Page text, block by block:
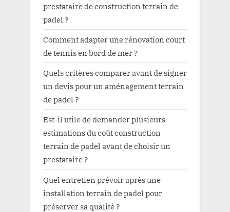
prestataire de construction terrain de
padel ?
Comment adapter une rénovation court
de tennis en bord de mer ?
Quels critères comparer avant de signer
un devis pour un aménagement terrain
de padel ?
Est-il utile de demander plusieurs
estimations du coût construction
terrain de padel avant de choisir un
prestataire ?
Quel entretien prévoir après une
installation terrain de padel pour
préserver sa qualité ?